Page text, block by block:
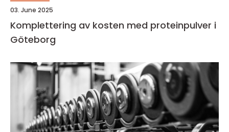
03. June 2025
Komplettering av kosten med proteinpulver i
Göteborg